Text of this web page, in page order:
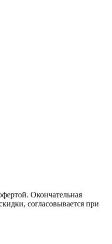
Окончательная
согласовывается при